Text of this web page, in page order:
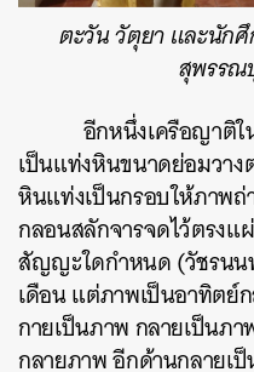
ตะวัน วัตุยา และนัก
สุพรรณ
อีกหนึ่งเครือญาติ
เป็นแท่งหินขนาดย่อมวา
หินแท่งเป็นกรอบให้ภาพ
กลอนสลักจารจดไว้ตรงแ
สัญญะใดกำหนด (วัชรนน
เดือน แต่ภาพเป็นอาทิตย์
กายเป็นภาพ กลายเป็นภ
กลายภาพ อีกด้านกลายเ